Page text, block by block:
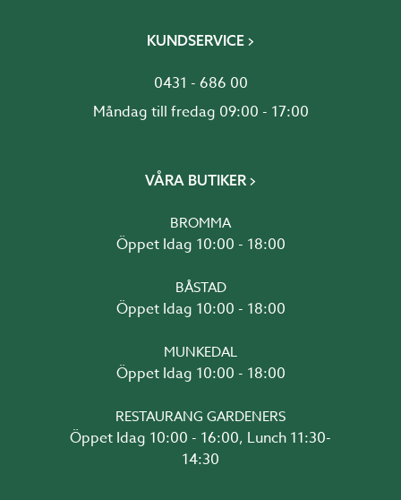
KUNDSERVICE
0431 - 686 00
Måndag till fredag 09:00 - 17:00
VÅRA BUTIKER
BROMMA
Öppet Idag 10:00 - 18:00
BÅSTAD
Öppet Idag 10:00 - 18:00
MUNKEDAL
Öppet Idag 10:00 - 18:00
RESTAURANG GARDENERS
Öppet Idag 10:00 - 16:00, Lunch 11:30-
14:30